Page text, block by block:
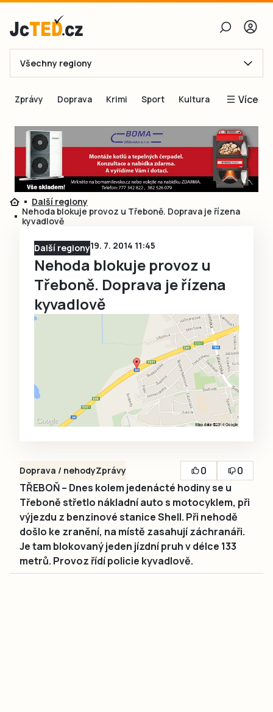
E-mail
Obnovit heslo
Přihlásit se
Přihlásit se přes Facebook
Všechny regiony
Zprávy Doprava Krimi Sport Kultura Více
Blogy
Inspirace
Čtenáři píší
Speciální přílohy
Další regiony
Nehoda blokuje provoz u Třeboně. Doprava je řízena
kyvadlově
Další regiony19. 7. 2014 11:45
Nehoda blokuje provoz u
Třeboně. Doprava je řízena
kyvadlově
Doprava / nehodyZprávy 0
0
TŘEBOŇ – Dnes kolem jedenácté hodiny se u
Třeboně střetlo nákladní auto s motocyklem, při
výjezdu z benzinové stanice Shell. Při nehodě
došlo ke zranění, na místě zasahují záchranáři.
Je tam blokovaný jeden jízdní pruh v délce 133
metrů. Provoz řídí policie kyvadlově.